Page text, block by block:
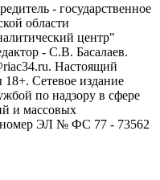
- государственное
области
центр"
- С.В. Басалаев.
Настоящий
18+. Сетевое издание
по надзору в сфере
и массовых
ЭЛ № ФС 77 - 73562